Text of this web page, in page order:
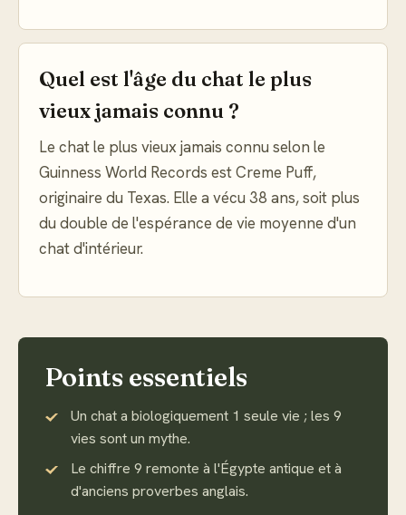
Quel est l'âge du chat le plus
vieux jamais connu ?
Le chat le plus vieux jamais connu selon le
Guinness World Records est Creme Puff,
originaire du Texas. Elle a vécu 38 ans, soit plus
du double de l'espérance de vie moyenne d'un
chat d'intérieur.
Points essentiels
Un chat a biologiquement 1 seule vie ; les 9
vies sont un mythe.
Le chiffre 9 remonte à l'Égypte antique et à
d'anciens proverbes anglais.